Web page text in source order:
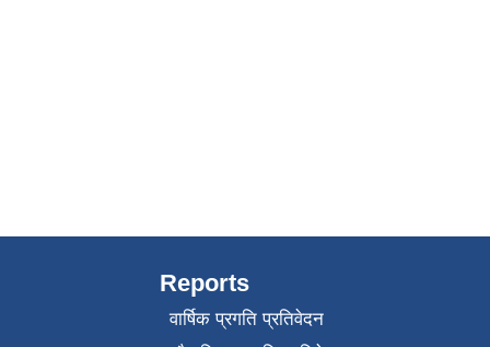
Reports
वार्षिक प्रगति प्रतिवेदन